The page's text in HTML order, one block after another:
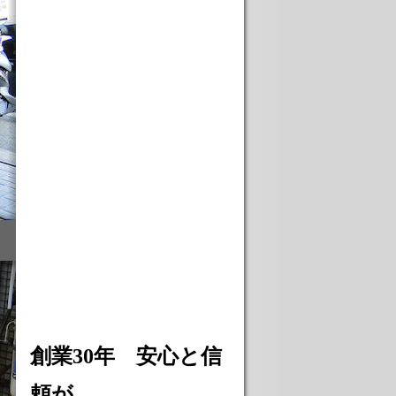
創業30年 安心と信